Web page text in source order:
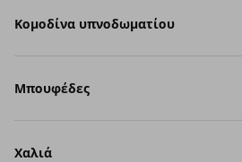
Κομοδίνα υπνοδωματίου
Μπουφέδες
Χαλιά